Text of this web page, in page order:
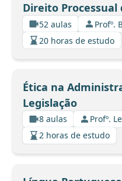
Direito Processual
52 aulas
Profº.
20 horas de estudo
Ética na
Legislação
8 aulas
Profº.
2 horas de estudo